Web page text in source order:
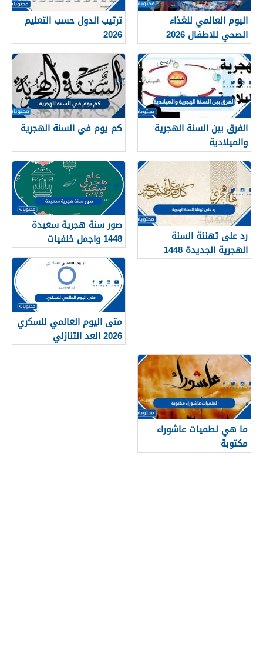
اليوم العالمي للغذاء
الصحي للاطفال 2026
ترتيب الدول حسب التعليم
2026
الفرق بين السنة الهجرية
والميلادية
كم يوم في السنة الهجرية
رد على تهنئة السنة
الهجرية الجديدة 1448
صور سنة هجرية سعيدة
1448 واجمل خلفيات
ورمزيات العام الجديد
متى اليوم العالمي للسكري
2026 العد التنازلي
ما هي لطميات عاشوراء
مكتوبة